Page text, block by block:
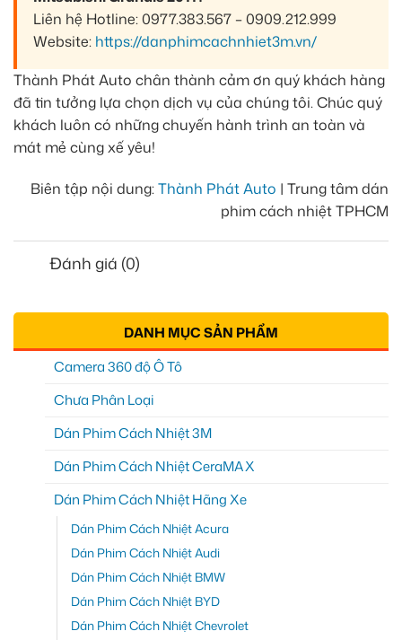
Liên hệ Hotline: 0977.383.567 – 0909.212.999
Website: https://danphimcachnhiet3m.vn/
Thành Phát Auto chân thành cảm ơn quý khách hàng
đã tin tưởng lựa chọn dịch vụ của chúng tôi. Chúc quý
khách luôn có những chuyến hành trình an toàn và
mát mẻ cùng xế yêu!
Biên tập nội dung:Thành Phát Auto | Trung tâm dán
phim cách nhiệt TPHCM
Đánh giá (0)
DANH MỤC SẢN PHẨM
Camera 360 độ Ô Tô
Chưa Phân Loại
Dán Phim Cách Nhiệt 3M
Dán Phim Cách Nhiệt CeraMAX
Dán Phim Cách Nhiệt Hãng Xe
Dán Phim Cách Nhiệt Acura
Dán Phim Cách Nhiệt Audi
Dán Phim Cách Nhiệt BMW
Dán Phim Cách Nhiệt BYD
Dán Phim Cách Nhiệt Chevrolet